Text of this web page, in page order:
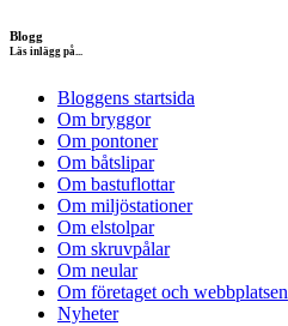
Blogg
Läs inlägg på...
Bloggens startsida
Om bryggor
Om pontoner
Om båtslipar
Om bastuflottar
Om miljöstationer
Om elstolpar
Om skruvpålar
Om neular
Om företaget och webbplatsen
Nyheter